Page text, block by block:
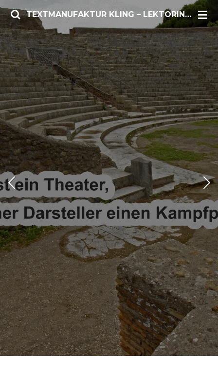
Zum
Hauptinhalt
springen
TEXTMANUFAKTUR KLING – LEKTORIN/AUTORIN